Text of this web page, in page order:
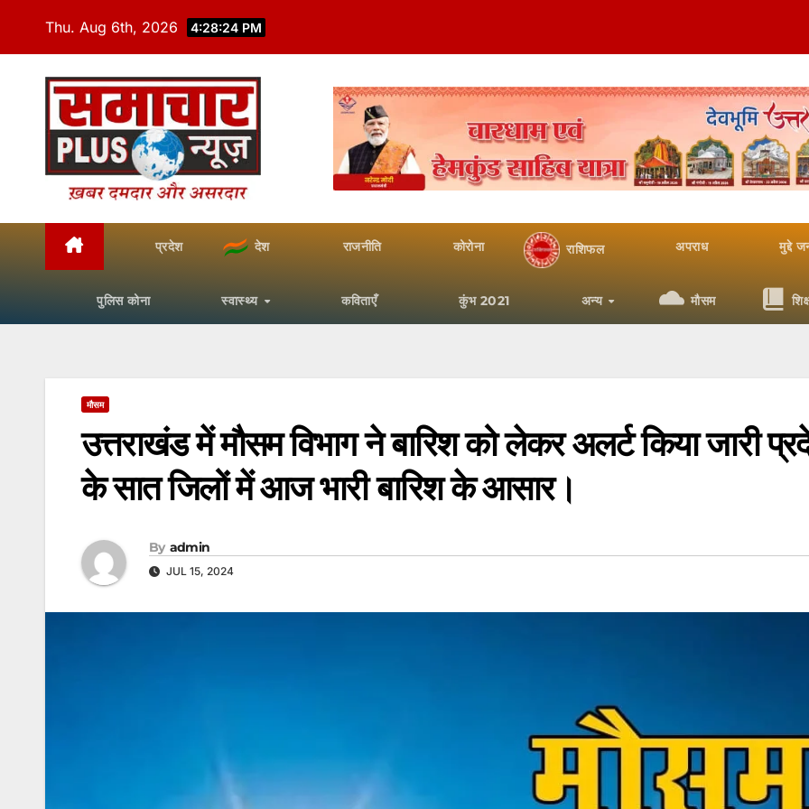
Thu. Aug 6th, 2026 4:28:26 PM
प्रदेश देश राजनीति कोरोना राशिफल अपराध मुद्दे
पुलिस कोना स्वास्थ्य कविताएँ कुंभ 2021 अन्य मौसम
मौसम
उत्तराखंड में मौसम विभाग ने बारिश को लेकर अलर्ट किया जारी
के सात जिलों में आज भारी बारिश के आसार।
By admin
JUL 15, 2024